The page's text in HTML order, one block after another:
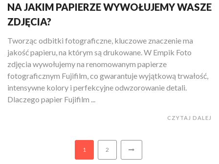
NA JAKIM PAPIERZE WYWOŁUJEMY WASZE
ZDJĘCIA?
Tworząc odbitki fotograficzne, kluczowe znaczenie ma
jakość papieru, na którym są drukowane. W Empik Foto
zdjęcia wywołujemy na renomowanym papierze
fotograficznym Fujifilm, co gwarantuje wyjątkową trwałość,
intensywne kolory i perfekcyjne odwzorowanie detali.
Dlaczego papier Fujifilm ...
CZYTAJ DALEJ
1 2